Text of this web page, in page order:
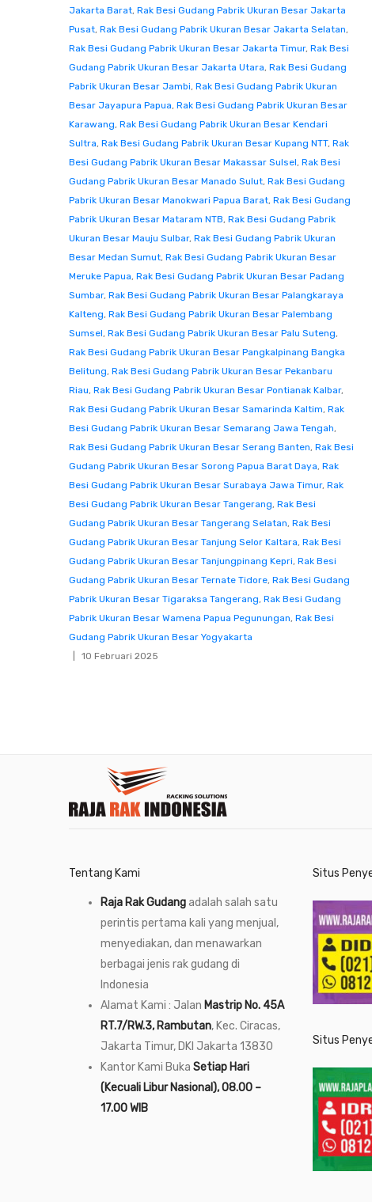
Jakarta Barat, Rak Besi Gudang Pabrik Ukuran Besar Jakarta
Pusat, Rak Besi Gudang Pabrik Ukuran Besar Jakarta Selatan,
Rak Besi Gudang Pabrik Ukuran Besar Jakarta Timur, Rak Besi
Gudang Pabrik Ukuran Besar Jakarta Utara, Rak Besi Gudang
Pabrik Ukuran Besar Jambi, Rak Besi Gudang Pabrik Ukuran
Besar Jayapura Papua, Rak Besi Gudang Pabrik Ukuran Besar
Karawang, Rak Besi Gudang Pabrik Ukuran Besar Kendari
Sultra, Rak Besi Gudang Pabrik Ukuran Besar Kupang NTT, Rak
Besi Gudang Pabrik Ukuran Besar Makassar Sulsel, Rak Besi
Gudang Pabrik Ukuran Besar Manado Sulut, Rak Besi Gudang
Pabrik Ukuran Besar Manokwari Papua Barat, Rak Besi Gudang
Pabrik Ukuran Besar Mataram NTB, Rak Besi Gudang Pabrik
Ukuran Besar Mauju Sulbar, Rak Besi Gudang Pabrik Ukuran
Besar Medan Sumut, Rak Besi Gudang Pabrik Ukuran Besar
Meruke Papua, Rak Besi Gudang Pabrik Ukuran Besar Padang
Sumbar, Rak Besi Gudang Pabrik Ukuran Besar Palangkaraya
Kalteng, Rak Besi Gudang Pabrik Ukuran Besar Palembang
Sumsel, Rak Besi Gudang Pabrik Ukuran Besar Palu Suteng,
Rak Besi Gudang Pabrik Ukuran Besar Pangkalpinang Bangka
Belitung, Rak Besi Gudang Pabrik Ukuran Besar Pekanbaru
Riau, Rak Besi Gudang Pabrik Ukuran Besar Pontianak Kalbar,
Rak Besi Gudang Pabrik Ukuran Besar Samarinda Kaltim, Rak
Besi Gudang Pabrik Ukuran Besar Semarang Jawa Tengah,
Rak Besi Gudang Pabrik Ukuran Besar Serang Banten, Rak Besi
Gudang Pabrik Ukuran Besar Sorong Papua Barat Daya, Rak
Besi Gudang Pabrik Ukuran Besar Surabaya Jawa Timur, Rak
Besi Gudang Pabrik Ukuran Besar Tangerang, Rak Besi
Gudang Pabrik Ukuran Besar Tangerang Selatan, Rak Besi
Gudang Pabrik Ukuran Besar Tanjung Selor Kaltara, Rak Besi
Gudang Pabrik Ukuran Besar Tanjungpinang Kepri, Rak Besi
Gudang Pabrik Ukuran Besar Ternate Tidore, Rak Besi Gudang
Pabrik Ukuran Besar Tigaraksa Tangerang, Rak Besi Gudang
Pabrik Ukuran Besar Wamena Papua Pegunungan, Rak Besi
Gudang Pabrik Ukuran Besar Yogyakarta
10 Februari 2025
Tentang Kami
Raja Rak Gudangadalah salah satu
perintis pertama kali yang menjual,
menyediakan, dan menawarkan
berbagai jenis rak gudang di
Indonesia
Alamat Kami : Jalan Mastrip No. 45A
RT.7/RW.3, Rambutan, Kec. Ciracas,
Jakarta Timur, DKI Jakarta 13830
Kantor Kami Buka Setiap Hari
(Kecuali Libur Nasional), 08.00 –
17.00 WIB
Situs
Situs